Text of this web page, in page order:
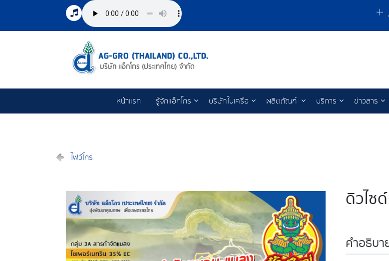
หน้าแรก รู้จักแอ็กโกร บริษัทในเครือ ผลิตภัณฑ์ บริการ ข่าวสาร
ไฟว์โกร
ดิวไซด์
คำอธิบา